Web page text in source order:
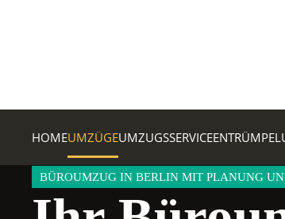
HOMEUMZÜGEUMZUGSSERVICE
BÜROUMZUG IN BERLIN MIT PLANUNG